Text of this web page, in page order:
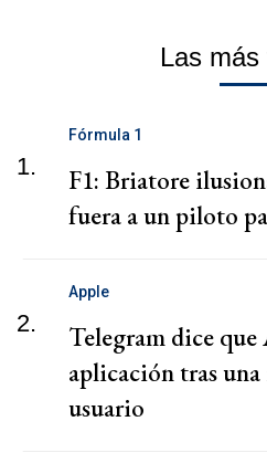
Las
1.
Fórmula 1
F1: Briatore
fuera a un piloto
2.
Apple
Telegram dice
aplicación tras
usuario